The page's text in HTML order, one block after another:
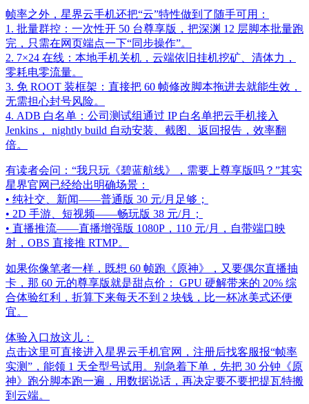
帧率之外，星界云手机还把“云”特性做到了随手可用：
1. 批量群控：一次性开 50 台尊享版，把深渊 12 层脚本批量跑
完，只需在网页端点一下“同步操作”。
2. 7×24 在线：本地手机关机，云端依旧挂机挖矿、清体力，
零耗电零流量。
3. 免 ROOT 装框架：直接把 60 帧修改脚本拖进去就能生效，
无需担心封号风险。
4. ADB 白名单：公司测试组通过 IP 白名单把云手机接入
Jenkins， nightly build 自动安装、截图、返回报告，效率翻
倍。
有读者会问：“我只玩《碧蓝航线》，需要上尊享版吗？”其实
星界官网已经给出明确场景：
• 纯社交、新闻——普通版 30 元/月足够；
• 2D 手游、短视频——畅玩版 38 元/月；
• 直播推流——直播增强版 1080P，110 元/月，自带端口映
射，OBS 直接推 RTMP。
如果你像笔者一样，既想 60 帧跑《原神》，又要偶尔直播抽
卡，那 60 元的尊享版就是甜点价： GPU 硬解带来的 20% 综
合体验红利，折算下来每天不到 2 块钱，比一杯冰美式还便
宜。
体验入口放这儿：
点击这里可直接进入星界云手机官网，注册后找客服报“帧率
实测”，能领 1 天全型号试用。别急着下单，先把 30 分钟《原
神》跑分脚本跑一遍，用数据说话，再决定要不要把提瓦特搬
到云端。